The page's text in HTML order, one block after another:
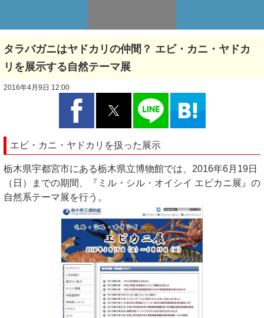
タラバガニはヤドカリの仲間？ エビ・カニ・ヤドカ
リを展示する自然テーマ展
2016年4月9日 12:00
エビ・カニ・ヤドカリを扱った展示
栃木県宇都宮市にある栃木県立博物館では、2016年6月19日
（日）までの期間、『ミル・シル・オイシイ エビカニ展』の
自然系テーマ展を行う。